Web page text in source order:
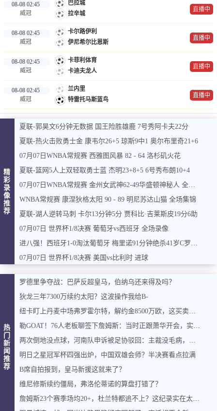
08-08 02:45
威冠
巴拉城
拉辛城
直播中
08-08 02:45
威冠
卡尔路伊利
伊尼希尔比恩斯
直播中
08-08 02:45
威冠
卡菲利体育
卡迪夫龙人
直播中
08-08 02:45
威冠
兰内里
特雷托马斯蓝鸟
直播中
精
彩
录
像
推
荐
夏联-郭昊文6分钟无数据 国王险胜雄鹿 7号秀阿卡夫22分
夏联-热火击败勇士金 康韦尔26+5 琼斯9中1 奥尔布里奇21+6
07月07日WNBA常规赛 西雅图风暴 82 - 64 洛杉矶火花
夏联-篮网5人上双轻取勇士蓝 杰明23+8+5 6号秀布朗10+4
07月07日WNBA常规赛 金州女武神62-49华盛顿神秘人 全场集锦
WNBA常规赛 康涅狄格太阳 90 - 89 明尼苏达山猫 全场集锦
夏联-湖人逆转马刺 卡尔13分钟5分 贾科比·吉莱斯皮19分6助
07月07日 世界杯1/8决赛 葡萄牙vs西班牙 全场录像
进八强！西班牙1-0淘汰葡萄牙 梅里诺91分钟绝杀41岁C罗最后一舞
07月07日 世界杯1/8决赛 美国vs比利时 进球
热
门
新
闻
推
荐
罗德里争夺战：巴萨反超皇马，伯纳乌还来得及吗？
狄龙三年7300万续约太阳？这波操作我给B-
纽卡盯上丹麦中场弗罗霍尔特，解约金8500万欧，这买卖能成吗？
勒GOAT！76人老板聊签下詹姆斯：当时正跟萧华开会，实在憋不住，直接打断走人
两次倒地没点球，河南队申诉被足协驳回：主裁没毛病，英博没占便宜
明日之星冠军杯四强出炉，中国双雄会师？半决赛看点拉满
B席自拍报到，皇马新援这就来了？
维尼修斯续约僵局，弗洛伦蒂诺的算盘打错了？
詹姆斯23个赛季场均20+，杜兰特都追不上？这纪录实在太硬了